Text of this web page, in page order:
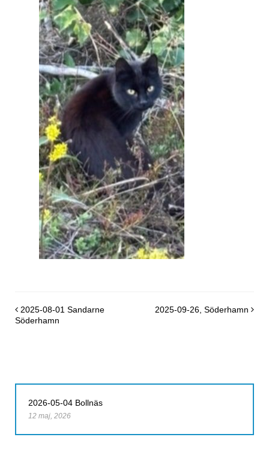
Post navigation
2025-08-01 Sandarne
Söderhamn
2025-09-26, Söderhamn
2026-05-04 Bollnäs
12 maj, 2026